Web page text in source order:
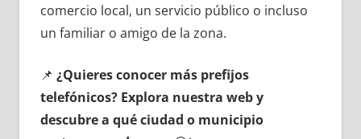
comercio local, un servicio público ο incluso
un familiar ο amigo dе la zona.
📌 ¿Quieres conocer mа́s prefijos
telefónicos? Explora nuestra web у
descubre а qué ciudad ο municipio